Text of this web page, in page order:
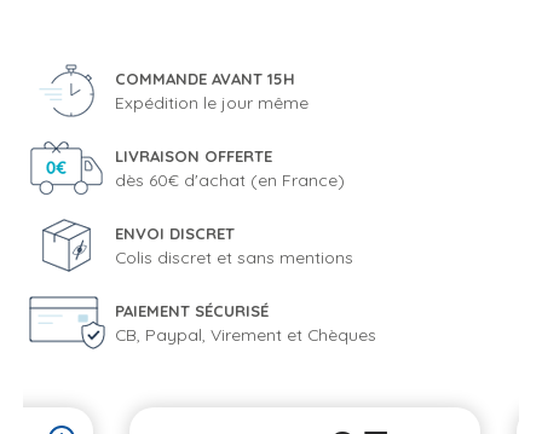
COMMANDE AVANT 15H
Expédition le jour même
LIVRAISON OFFERTE
dès 60€ d'achat (en France)
ENVOI DISCRET
Colis discret et sans mentions
PAIEMENT SÉCURISÉ
CB, Paypal, Virement et Chèques